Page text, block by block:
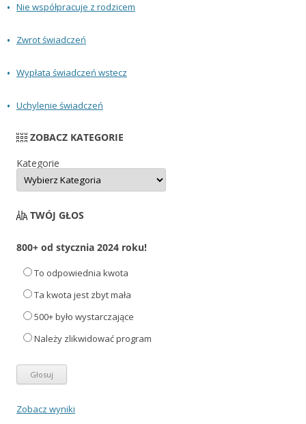
Nie współpracuje z rodzicem
Zwrot świadczeń
Wypłata świadczeń wstecz
Uchylenie świadczeń
ZOBACZ KATEGORIE
Kategorie
TWÓJ GŁOS
800+ od stycznia 2024 roku!
To odpowiednia kwota
Ta kwota jest zbyt mała
500+ było wystarczające
Należy zlikwidować program
Zobacz wyniki